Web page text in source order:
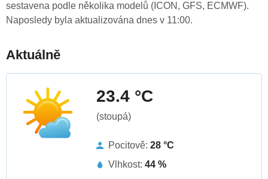
sestavena podle několika modelů (ICON, GFS, ECMWF).
Naposledy byla aktualizována dnes v 11:00.
Aktuálně
23.4 °C
(stoupá)
Pocitově: 28 °C
Vlhkost: 44 %